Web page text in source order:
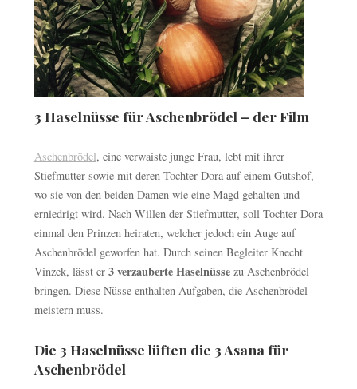
3 Haselnüsse für Aschenbrödel – der Film
Aschenbrödel, eine verwaiste junge Frau, lebt mit ihrer
Stiefmutter sowie mit deren Tochter Dora auf einem Gutshof,
wo sie von den beiden Damen wie eine Magd gehalten und
erniedrigt wird. Nach Willen der Stiefmutter, soll Tochter Dora
einmal den Prinzen heiraten, welcher jedoch ein Auge auf
Aschenbrödel geworfen hat. Durch seinen Begleiter Knecht
Vinzek, lässt er 3 verzauberte Haselnüsse zu Aschenbrödel
bringen. Diese Nüsse enthalten Aufgaben, die Aschenbrödel
meistern muss.
Die 3 Haselnüsse lüften die 3 Asana für
Aschenbrödel